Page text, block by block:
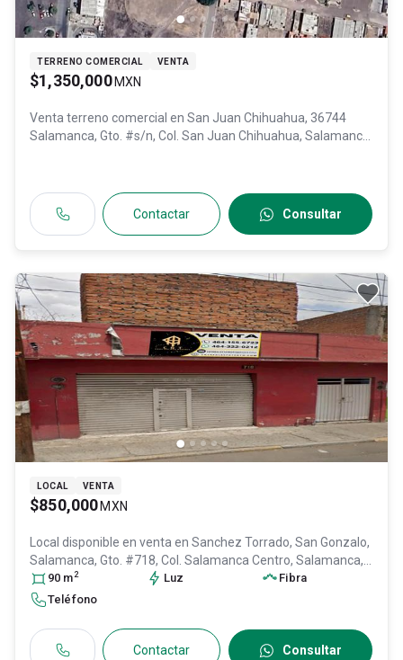
TERRENO COMERCIAL VENTA
$1,350,000 MXN
Venta terreno comercial en San Juan Chihuahua, 36744
Salamanca, Gto. #s/n, Col. San Juan Chihuahua, Salamanca
Contactar Consultar
LOCAL VENTA
$850,000 MXN
Local disponible en venta en Sanchez Torrado, San Gonzalo,
Salamanca, Gto. #718, Col. Salamanca Centro, Salamanca,
Guanajuato
, C.P. 36700 30600757
90 m2 Luz
Fibra
Teléfono
Contactar Consultar